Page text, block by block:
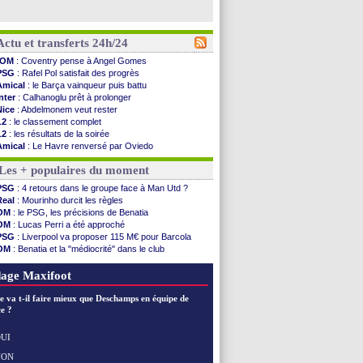
et transferts 24h/24
OM : Coventry pense à Angel Gomes
: Rafel Pol satisfait des progrès
: le Barça vainqueur puis battu
: Calhanoglu prêt à prolonger
: Abdelmonem veut rester
: le classement complet
: les résultats de la soirée
: Le Havre renversé par Oviedo
: Nice battu aux tirs au but
: Ivanovic proche de Lens
: Dupraz "alarmé" par la situation
: Alvarez, le Barça va revoir son offre
: Mbamba prêté par Leverkusen (officiel)
: le Real bat Ferencvaros
: Lukaku dit oui à Fenerbahçe
: Brest arrache le nul contre Venise
: un nouveau nul pour Le Mans
Galaxy: Sergi Roberto a signé (officiel)
: le Paris FC corrigé par Mayence
+ populaires du moment
: 4 retours dans le groupe face à Man Utd ?
: Mourinho durcit les règles
: le PSG, les précisions de Benatia
: Lucas Perri a été approché
: Liverpool va proposer 115 M€ pour Barcola
: Benatia et la "médiocrité" dans le club
: Côme pousse pour Gouiri
Maxifoot
va t-il faire mieux que Deschamps en équipe de
?